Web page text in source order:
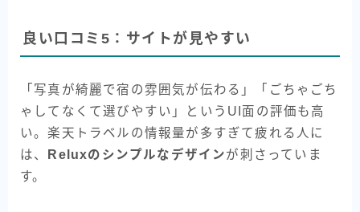
良い口コミ5：サイトが見やすい
「写真が綺麗で宿の雰囲気が伝わる」「ごちゃごち
ゃしてなくて選びやすい」というUI面の評価も高
い。楽天トラベルの情報量が多すぎて疲れる人に
は、
Reluxのシンプルなデザインが刺さっていま
す。